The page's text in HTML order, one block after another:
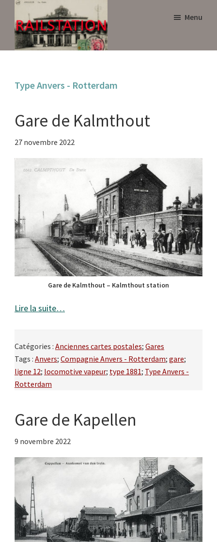
main
content
primary
sidebar
Menu
Type Anvers - Rotterdam
Gare de Kalmthout
27 novembre 2022
Gare de Kalmthout – Kalmthout station
Lire la suite…
Catégories : Anciennes cartes postales; Gares
Tags : Anvers; Compagnie Anvers - Rotterdam; gare;
ligne 12; locomotive vapeur; type 1881; Type Anvers -
Rotterdam
Gare de Kapellen
9 novembre 2022